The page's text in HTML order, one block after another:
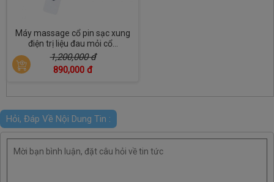
Máy massage cổ pin sạc xung
điện trị liệu đau mỏi cổ...
1,200,000 đ
890,000 đ
Hỏi, Đáp Về Nội Dung Tin :